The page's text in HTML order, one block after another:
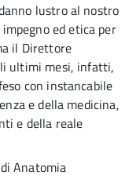
lustro al nostro
ed etica per
il Direttore
ultimi mesi, infatti,
con instancabile
e della medicina,
e della reale
Anatomia